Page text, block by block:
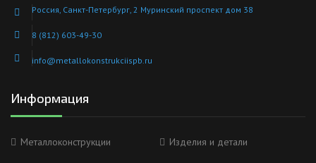
Россия, Санкт-Петербург, 2 Муринский проспект дом 38
8 (812) 603-49-30
info@metallokonstrukciispb.ru
Информация
Металлоконструкции Изделия и детали